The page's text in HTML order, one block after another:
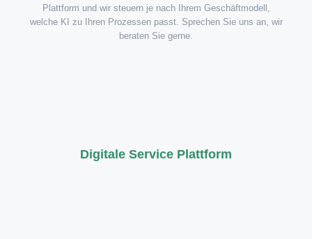
Plattform und wir steuern je nach Ihrem Geschäftmodell,
welche KI zu Ihren Prozessen passt. Sprechen Sie uns an, wir
beraten Sie gerne.
Digitale Service Plattform